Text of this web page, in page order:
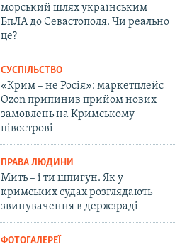
морський шлях українським
БпЛА до Севастополя. Чи реально
це?
СУСПІЛЬСТВО
«Крим – не Росія»: маркетплейс
Ozon припинив прийом нових
замовлень на Кримському
півострові
ПРАВА ЛЮДИНИ
Мить – і ти шпигун. Як у
кримських судах розглядають
звинувачення в держзраді
ФОТОГАЛЕРЕЇ